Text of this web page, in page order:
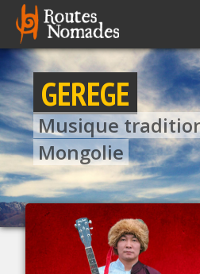
GEREGE
Musique
Mongolie